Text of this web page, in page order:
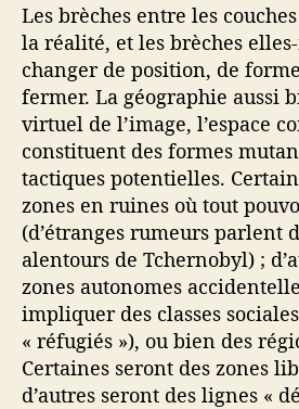
Les brèches entre les
la réalité, et les brèches
changer de position, de
fermer. La géographie aussi
virtuel de l’image, l’espace
constituent des formes
tactiques potentielles.
zones en ruines où tout
(d’étranges rumeurs parlent
alentours de Tchernobyl) ;
zones autonomes
impliquer des classes
« réfugiés »), ou bien des
Certaines seront des zones
d’autres seront des lignes «